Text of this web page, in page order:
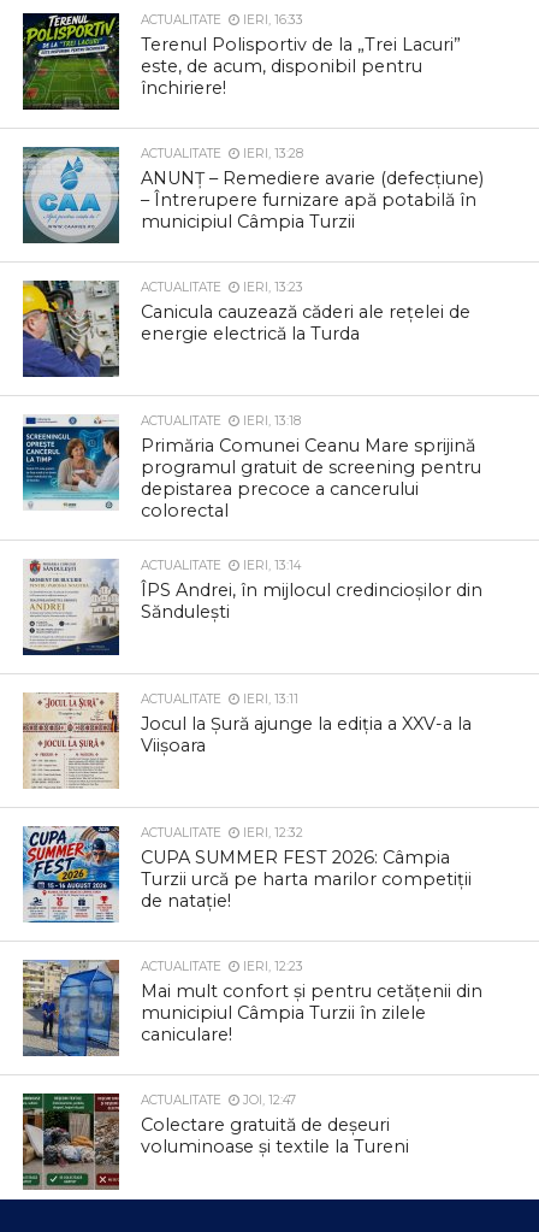
ACTUALITATE IERI, 16:33
Terenul Polisportiv de la „Trei Lacuri”
este, de acum, disponibil pentru
închiriere!
ACTUALITATE IERI, 13:28
ANUNȚ – Remediere avarie (defecțiune)
– Întrerupere furnizare apă potabilă în
municipiul Câmpia Turzii
ACTUALITATE IERI, 13:23
Canicula cauzează căderi ale rețelei de
energie electrică la Turda
ACTUALITATE IERI, 13:18
Primăria Comunei Ceanu Mare sprijină
programul gratuit de screening pentru
depistarea precoce a cancerului
colorectal
ACTUALITATE IERI, 13:14
ÎPS Andrei, în mijlocul credincioșilor din
Săndulești
ACTUALITATE IERI, 13:11
Jocul la Șură ajunge la ediția a XXV-a la
Viișoara
ACTUALITATE IERI, 12:32
CUPA SUMMER FEST 2026: Câmpia
Turzii urcă pe harta marilor competiții
de natație!
ACTUALITATE IERI, 12:23
Mai mult confort și pentru cetățenii din
municipiul Câmpia Turzii în zilele
caniculare!
ACTUALITATE JOI, 12:47
Colectare gratuită de deșeuri
voluminoase și textile la Tureni